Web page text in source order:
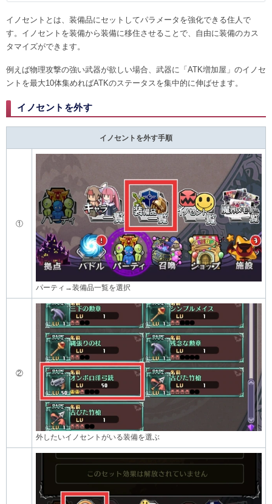
イノセントとは、装備品にセットしてパラメータを強化できる住人で
す。イノセントを装備から装備に移住させることで、自由に装備のカス
タマイズができます。
例えば物理攻撃の強い武器が欲しい場合、武器に「ATK増加屋」のイノセ
ントを最大10体集めればATKのステータスを集中的に伸ばせます。
イノセントを外す
イノセントを外す手順
①
パーティ→装備品一覧を選択
②
外したいイノセントがいる装備を選ぶ